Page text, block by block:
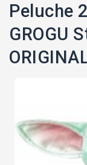
Peluche
GROGU